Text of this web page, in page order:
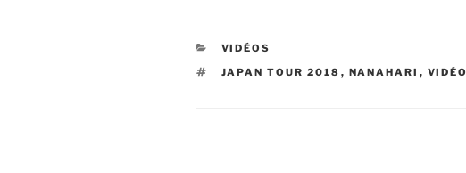
CATÉGORIES
VIDÉOS
ÉTIQUETTES
JAPAN TOUR 2018 , NANAHARI , VIDÉO